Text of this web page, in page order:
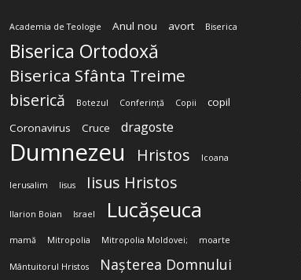
Academia de Teologie Anul nou avort Biserica
Biserica Ortodoxă
Biserica Sfânta Treime
biserică Botezul Conferință Copii
copil
Coronavirus
Cruce dragoste
Dumnezeu Hristos Icoana
Ierusalim Iisus Iisus Hristos
Ilarion Boian Israel Lucășeuca
mamă Mitropolia Mitropolia Moldovei; moarte
Mântuitorul Hristos Nașterea Domnului